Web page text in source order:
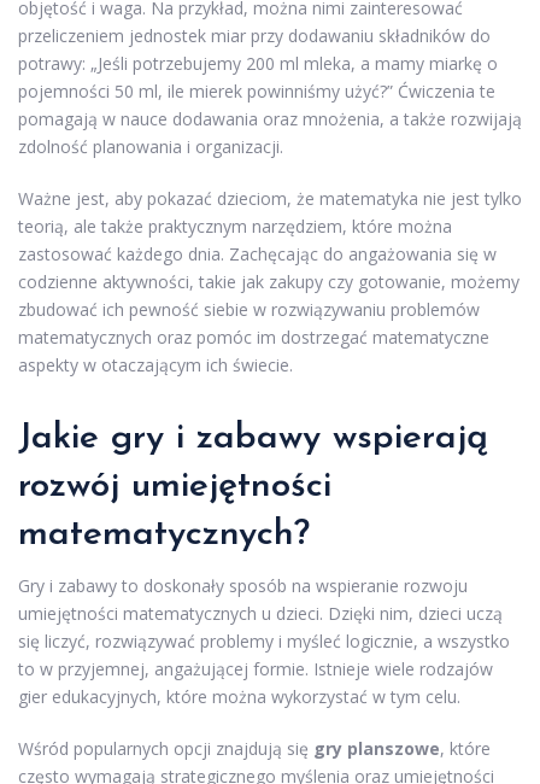
objętość i waga. Na przykład, można nimi zainteresować
przeliczeniem jednostek miar przy dodawaniu składników do
potrawy: „Jeśli potrzebujemy 200 ml mleka, a mamy miarkę o
pojemności 50 ml, ile mierek powinniśmy użyć?” Ćwiczenia te
pomagają w nauce dodawania oraz mnożenia, a także rozwijają
zdolność planowania i organizacji.
Ważne jest, aby pokazać dzieciom, że matematyka nie jest tylko
teorią, ale także praktycznym narzędziem, które można
zastosować każdego dnia. Zachęcając do angażowania się w
codzienne aktywności, takie jak zakupy czy gotowanie, możemy
zbudować ich pewność siebie w rozwiązywaniu problemów
matematycznych oraz pomóc im dostrzegać matematyczne
aspekty w otaczającym ich świecie.
Jakie gry i zabawy wspierają
rozwój umiejętności
matematycznych?
Gry i zabawy to doskonały sposób na wspieranie rozwoju
umiejętności matematycznych u dzieci. Dzięki nim, dzieci uczą
się liczyć, rozwiązywać problemy i myśleć logicznie, a wszystko
to w przyjemnej, angażującej formie. Istnieje wiele rodzajów
gier edukacyjnych, które można wykorzystać w tym celu.
Wśród popularnych opcji znajdują się gry planszowe, które
często wymagają strategicznego myślenia oraz umiejętności